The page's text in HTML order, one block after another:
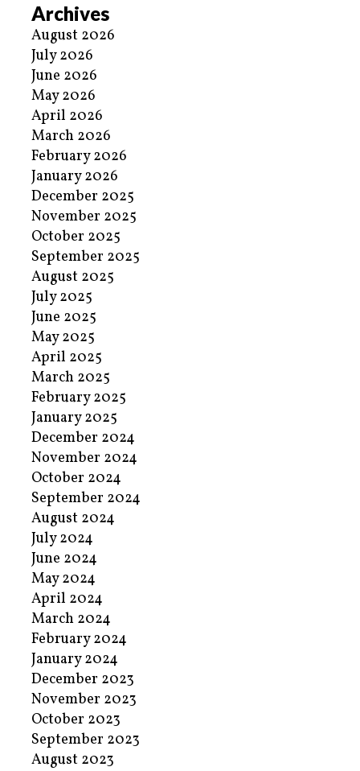
Archives
August 2026
July 2026
June 2026
May 2026
April 2026
March 2026
February 2026
January 2026
December 2025
November 2025
October 2025
September 2025
August 2025
July 2025
June 2025
May 2025
April 2025
March 2025
February 2025
January 2025
December 2024
November 2024
October 2024
September 2024
August 2024
July 2024
June 2024
May 2024
April 2024
March 2024
February 2024
January 2024
December 2023
November 2023
October 2023
September 2023
August 2023